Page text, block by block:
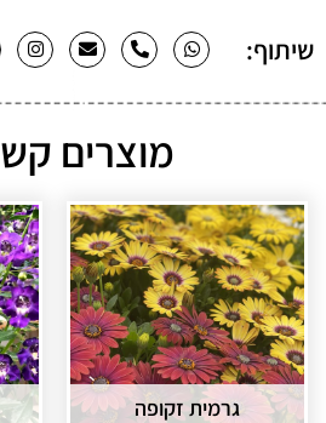
שיתוף:
מוצרים
גרמית זקופה